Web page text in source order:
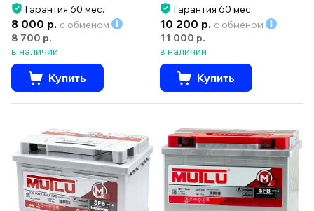
Гарантия 60 мес.
8 000 р. с обменом
8 700 р.
в наличии
Купить
Гарантия 60 мес.
10 200 р. с обменом
11 000 р.
в наличии
Купить